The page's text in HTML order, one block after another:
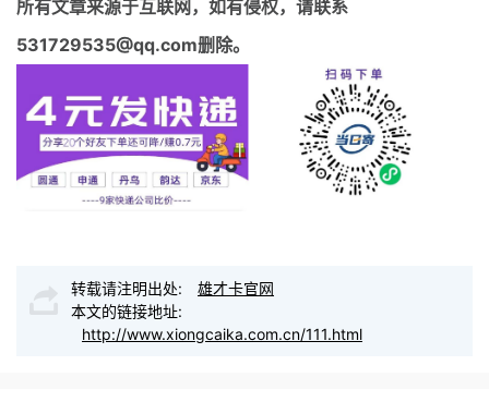
所有文章来源于互联网，如有侵权，请联系
531729535@qq.com删除。
转载请注明出处:
雄才卡官网
本文的链接地址:
http://www.xiongcaika.com.cn/111.html